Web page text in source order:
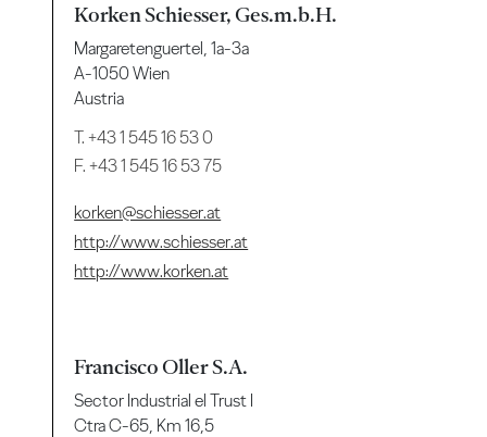
Korken Schiesser, Ges.m.b.H.
Margaretenguertel, 1a-3a
A-1050 Wien
Austria
T.+43 1 545 16 53 0
F. +43 1 545 16 53 75
korken@schiesser.at
http://www.schiesser.at
http://www.korken.at
Francisco Oller S.A.
Sector Industrial el Trust I
Ctra C-65, Km 16,5